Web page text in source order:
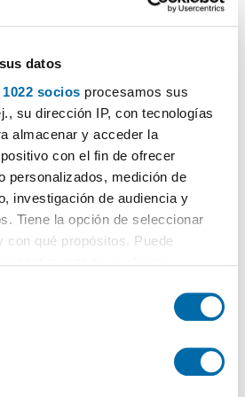
datos
socios procesamos sus
su dirección IP, con tecnologías
almacenar y acceder la
con el fin de ofrecer
personalizados, medición de
investigación de audiencia y
Tiene la opción de seleccionar
con qué propósitos. Puede
sobre su ubicación geográfica
1 Bathroom
La Zenia-La Regia, Orihuela
Call
PREMIUM Máx. 10km